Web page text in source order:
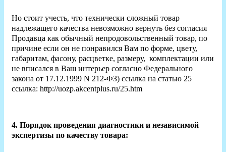
Но стоит учесть, что технически сложный товар
надлежащего качества невозможно вернуть без согласия
Продавца как обычный непродовольственный товар, по
причине если он не понравился Вам по форме, цвету,
габаритам, фасону, расцветке, размеру, комплектации или
не вписался в Ваш интерьер согласно Федерального
закона от 17.12.1999 N 212-ФЗ) ссылка на статью 25
ссылка: http://uozp.akcentplus.ru/25.htm
4. Порядок проведения диагностики и независимой
экспертизы по качеству товара: